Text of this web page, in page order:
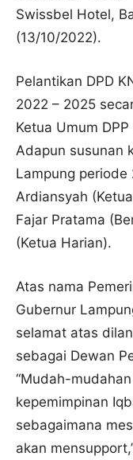
Swissbel Hotel,
(13/10/2022).
Pelantikan DPD
2022 – 2025
Ketua Umum
Adapun susunan
Lampung periode
Ardiansyah
Fajar Pratama
(Ketua Harian).
Atas nama
Gubernur
selamat atas
sebagai Dewan
“Mudah-
kepemimpinan
sebagaimana
akan